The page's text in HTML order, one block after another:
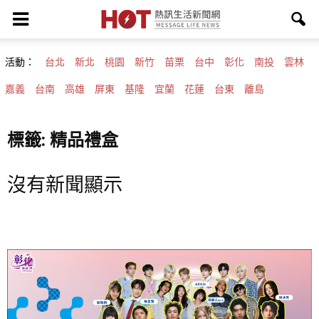
活動： 台北 新北 桃園 新竹 苗栗 台中 彰化 南投 雲林
嘉義 台南 高雄 屏東 基隆 宜蘭 花蓮 台東 離島
標籤: 精品禮盒
沒有新聞顯示